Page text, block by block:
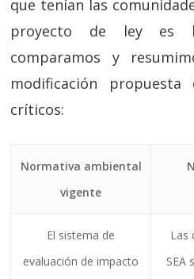
que tenían las
proyecto de ley es
comparamos y
modificación
críticos:
Normativa ambiental
vigente
El sistema de
evaluación de impacto
Las
SEA